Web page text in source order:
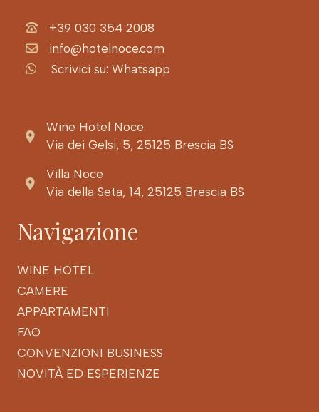
+39 030 354 2008
info@hotelnoce.com
Scrivici su: Whatsapp
Wine Hotel Noce
Via dei Gelsi, 5, 25125 Brescia BS
Villa Noce
Via della Seta, 14, 25125 Brescia BS
Navigazione
WINE HOTEL
CAMERE
APPARTAMENTI
FAQ
CONVENZIONI BUSINESS
NOVITÀ ED ESPERIENZE